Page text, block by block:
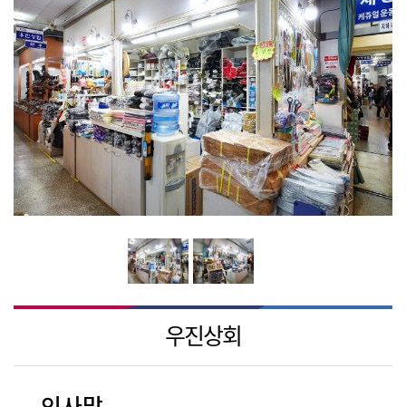
BI 및 캐릭터소개
찾아오시는길
우진상회